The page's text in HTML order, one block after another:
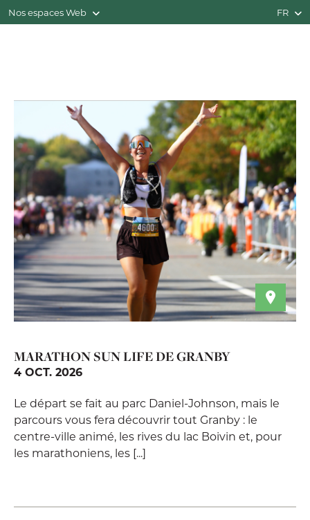
Nos espaces Web FR
MARATHON SUN LIFE DE GRANBY
4 OCT. 2026
Le départ se fait au parc Daniel-Johnson, mais le
parcours vous fera découvrir tout Granby : le
centre-ville animé, les rives du lac Boivin et, pour
les marathoniens, les [...]